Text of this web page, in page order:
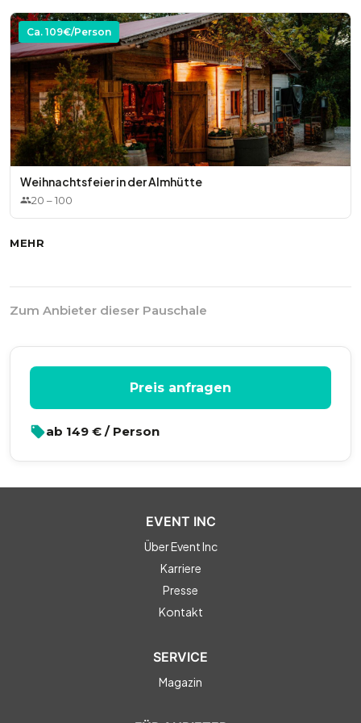
Ca. 109€/Person
Weihnachtsfeier in der Almhütte
20 –100
MEHR
Zum Anbieter dieser Pauschale
Preis anfragen
ab 149 € / Person
EVENT INC
Über Event Inc
Karriere
Presse
Kontakt
SERVICE
Magazin